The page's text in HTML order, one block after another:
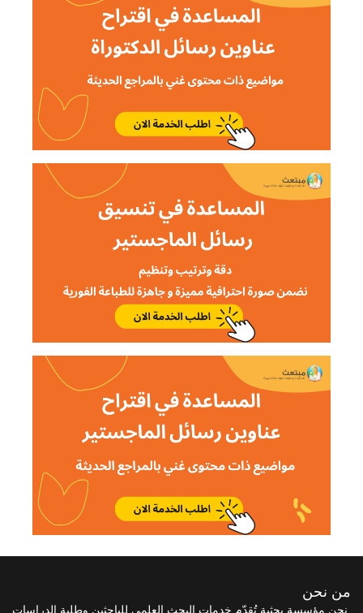
من نحن
نحن مؤسسة بحثية تُقدّم خدمات البحث العلمي للباحثين وطلبة الدراسات